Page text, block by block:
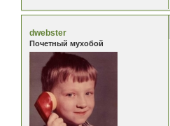
dwebster
Почетный мухобой